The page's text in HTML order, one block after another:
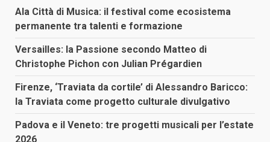
Ala Città di Musica: il festival come ecosistema
permanente tra talenti e formazione
Versailles: la Passione secondo Matteo di
Christophe Pichon con Julian Prégardien
Firenze, ‘Traviata da cortile’ di Alessandro Baricco:
la Traviata come progetto culturale divulgativo
Padova e il Veneto: tre progetti musicali per l’estate
2026